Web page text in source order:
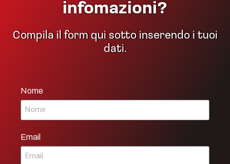
infomazioni?
Compila il form qui sotto inserendo i tuoi
dati.
Nome
Email